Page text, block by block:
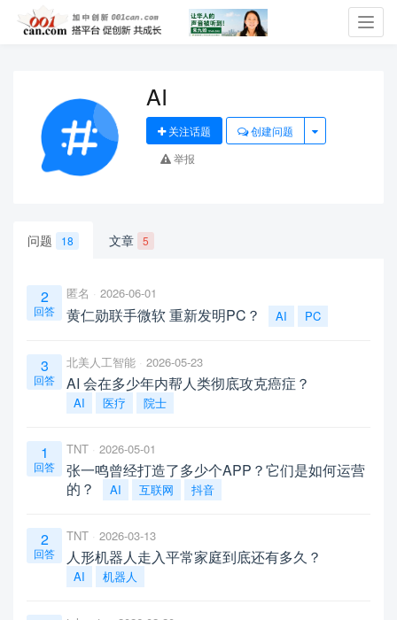
AI
关注话题
创建问题
举报
问题 18 文章 5
2
回答
匿名 2026-06-01
黄仁勋联手微软 重新发明PC？ AI PC
3
回答
北美人工智能 2026-05-23
AI 会在多少年内帮人类彻底攻克癌症？
AI 医疗 院士
1
回答
TNT 2026-05-01
张一鸣曾经打造了多少个APP？它们是如何运营
的？
AI 互联网 抖音
2
回答
TNT 2026-03-13
人形机器人走入平常家庭到底还有多久？
AI 机器人